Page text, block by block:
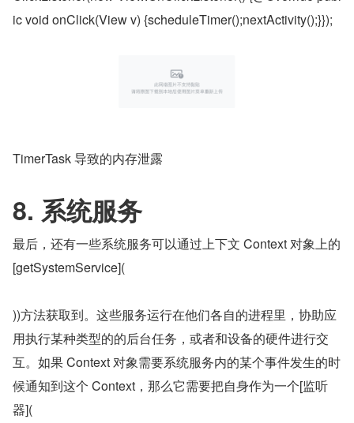
ic void onClick(View v) {scheduleTimer();nextActivity();}});
TimerTask 导致的内存泄露
8. 系统服务
最后，还有一些系统服务可以通过上下文 Context 对象上的
[getSystemService](
))方法获取到。这些服务运行在他们各自的进程里，协助应
用执行某种类型的的后台任务，或者和设备的硬件进行交
互。如果 Context 对象需要系统服务内的某个事件发生的时
候通知到这个 Context，那么它需要把自身作为一个[监听
器](